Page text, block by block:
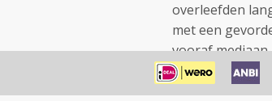
overleefden
met een
vooraf
mediane